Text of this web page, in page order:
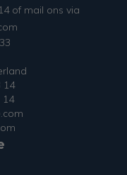
of mail ons via
14
14